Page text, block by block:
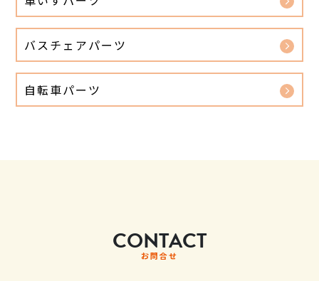
バスチェアパーツ
自転車パーツ
CONTACT
お問合せ